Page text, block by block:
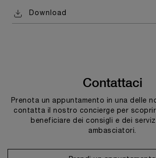
Download
Contattaci
Prenota un appuntamento in una delle
contatta il nostro concierge per
beneficiare dei consigli e dei
ambasciatori.